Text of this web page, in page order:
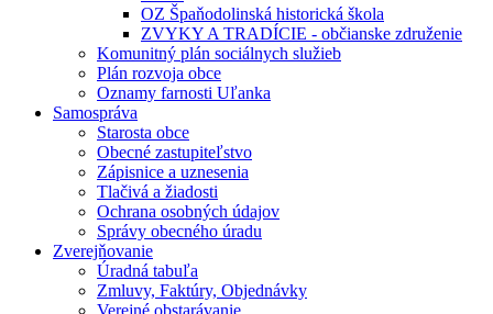
OZ Špaňodolinská historická škola
ZVYKY A TRADÍCIE - občianske združenie
Komunitný plán sociálnych služieb
Plán rozvoja obce
Oznamy farnosti Uľanka
Samospráva
Starosta obce
Obecné zastupiteľstvo
Zápisnice a uznesenia
Tlačivá a žiadosti
Ochrana osobných údajov
Správy obecného úradu
Zverejňovanie
Úradná tabuľa
Zmluvy, Faktúry, Objednávky
Verejné obstarávanie